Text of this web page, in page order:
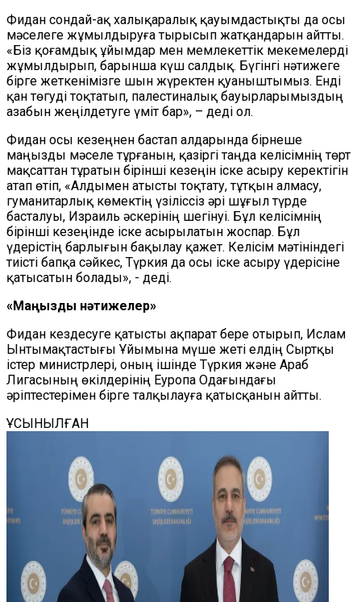
Фидан сондай-ақ халықаралық қауымдастықты да осы
мәселеге жұмылдыруға тырысып жатқандарын айтты.
«Біз қоғамдық ұйымдар мен мемлекеттік мекемелерді
жұмылдырып, барынша күш салдық. Бүгінгі нәтижеге
бірге жеткенімізге шын жүректен қуаныштымыз. Енді
қан төгуді тоқтатып, палестиналық бауырларымыздың
азабын жеңілдетуге үміт бар», – деді ол.
Фидан осы кезеңнен бастап алдарында бірнеше
маңызды мәселе тұрғанын, қазіргі таңда келісімнің төрт
мақсаттан тұратын бірінші кезеңін іске асыру керектігін
атап өтіп, «Алдымен атысты тоқтату, тұтқын алмасу,
гуманитарлық көмектің үзіліссіз әрі шұғыл түрде
басталуы, Израиль әскерінің шегінуі. Бұл келісімнің
бірінші кезеңінде іске асырылатын жоспар. Бұл
үдерістің барлығын бақылау қажет. Келісім мәтініндегі
тиісті бапқа сәйкес, Түркия да осы іске асыру үдерісіне
қатысатын болады», - деді.
«Маңызды нәтижелер»
Фидан кездесуге қатысты ақпарат бере отырып, Ислам
Ынтымақтастығы Ұйымына мүше жеті елдің Сыртқы
істер министрлері, оның ішінде Түркия және Араб
Лигасының өкілдерінің Еуропа Одағындағы
әріптестерімен бірге талқылауға қатысқанын айтты.
ҰСЫНЫЛҒАН